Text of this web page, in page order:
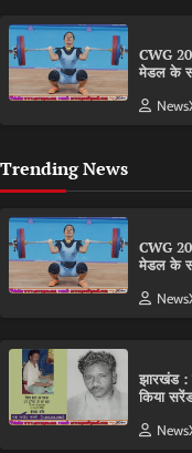
CWG
मेडल के
Trending News
CWG
मेडल के
झारखंड :
किया